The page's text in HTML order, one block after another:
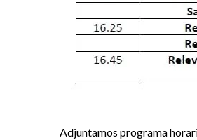
Adjuntamos programa